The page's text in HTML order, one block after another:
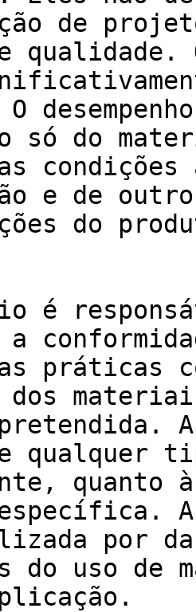
de
qualidade.
só do
e de
do
é
a
práticas
dos
qualquer
quanto
A
por
do uso de